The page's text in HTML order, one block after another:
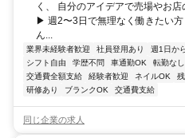
く、 自分のアイデアで売場やお
▶ 週2〜3日で無理なく働きたい
ん...
業界未経験者歓迎 社員登用あり 週1日か
シフト自由
学歴不問 車通勤OK 転勤なし
交通費全額支給
経験者歓迎 ネイルOK
研修あり
ブランクOK 交通費支給
同じ企業の求人